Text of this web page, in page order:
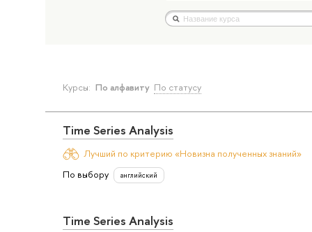
Курсы: По алфавиту По статусу
Time Series Analysis
Лучший по критерию «Новизна полученных знаний»
По выбору
английский
Time Series Analysis